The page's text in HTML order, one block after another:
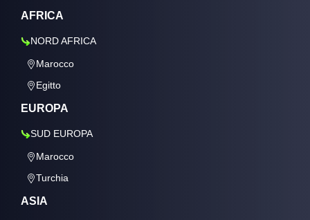
AFRICA
NORD AFRICA
Marocco
Egitto
EUROPA
SUD EUROPA
Marocco
Turchia
ASIA